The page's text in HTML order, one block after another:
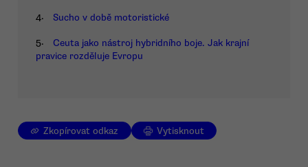
4. Sucho v době motoristické
5.
Ceuta jako nástroj hybridního boje. Jak krajní
pravice rozděluje Evropu
Zkopírovat odkaz Vytisknout